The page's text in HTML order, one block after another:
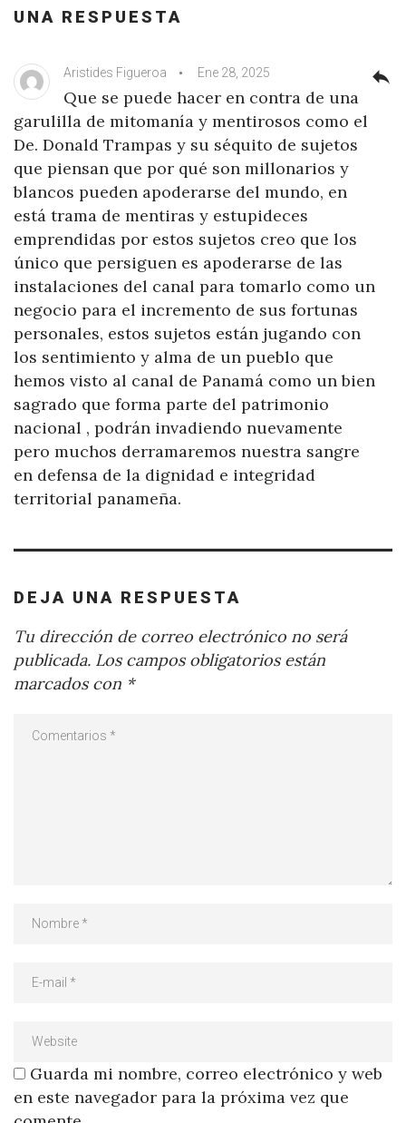
UNA RESPUESTA
Aristides Figueroa Ene 28, 2025
Que se puede hacer en contra de una
garulilla de mitomanía y mentirosos como el
De. Donald Trampas y su séquito de sujetos
que piensan que por qué son millonarios y
blancos pueden apoderarse del mundo, en
está trama de mentiras y estupideces
emprendidas por estos sujetos creo que los
único que persiguen es apoderarse de las
instalaciones del canal para tomarlo como un
negocio para el incremento de sus fortunas
personales, estos sujetos están jugando con
los sentimiento y alma de un pueblo que
hemos visto al canal de Panamá como un bien
sagrado que forma parte del patrimonio
nacional , podrán invadiendo nuevamente
pero muchos derramaremos nuestra sangre
en defensa de la dignidad e integridad
territorial panameña.
reply
DEJA UNA RESPUESTA
Tu dirección de correo electrónico no será
publicada. Los campos obligatorios están
marcados con *
Guarda mi nombre, correo electrónico y web
en este navegador para la próxima vez que